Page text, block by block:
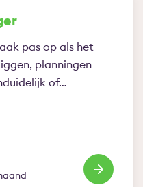
pas op als het
planningen
of…